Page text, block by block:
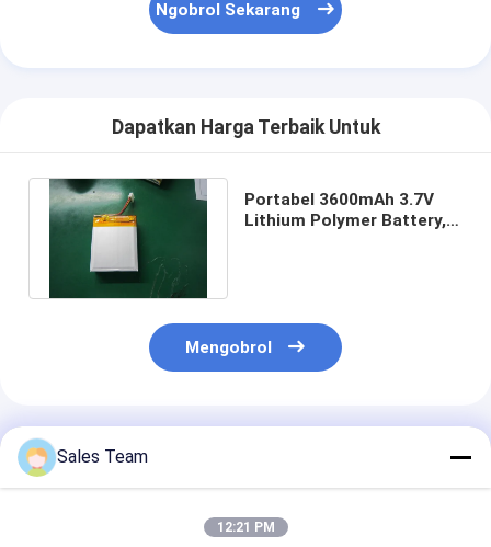
Ngobrol Sekarang
Dapatkan Harga Terbaik Untuk
Portabel 3600mAh 3.7V
Lithium Polymer Battery,
Mengobrol
Rekomendasi Produk
Sales Team
12:21 PM